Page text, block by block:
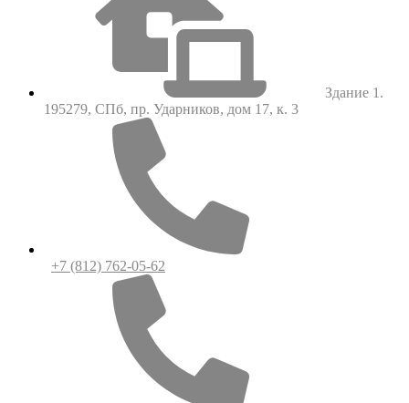
Здание 1.
195279, СПб, пр. Ударников, дом 17, к. 3
+7 (812) 762-05-62